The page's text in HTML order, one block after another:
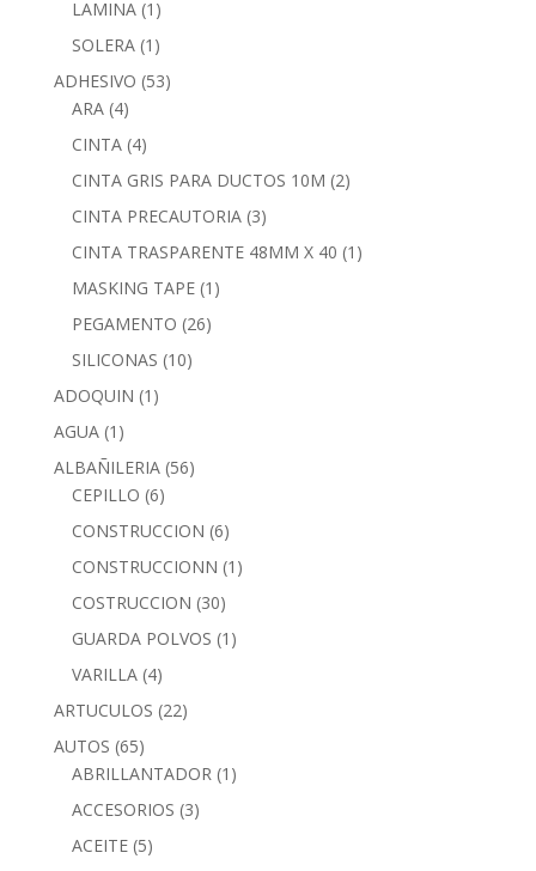
LAMINA (1)
SOLERA (1)
ADHESIVO (53)
ARA (4)
CINTA (4)
CINTA GRIS PARA DUCTOS 10M (2)
CINTA PRECAUTORIA (3)
CINTA TRASPARENTE 48MM X 40 (1)
MASKING TAPE (1)
PEGAMENTO (26)
SILICONAS (10)
ADOQUIN (1)
AGUA (1)
ALBAÑILERIA (56)
CEPILLO (6)
CONSTRUCCION (6)
CONSTRUCCIONN (1)
COSTRUCCION (30)
GUARDA POLVOS (1)
VARILLA (4)
ARTUCULOS (22)
AUTOS (65)
ABRILLANTADOR (1)
ACCESORIOS (3)
ACEITE (5)